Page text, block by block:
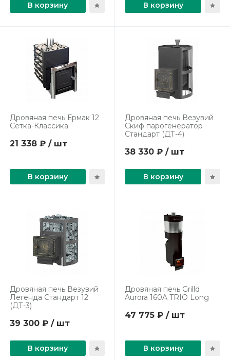
В корзину В корзину
Дровяная печь Ермак 12
Сетка-Классика
21 338 ₽ / шт
В корзину
Дровяная печь Везувий
Скиф парогенератор
Стандарт (ДТ-4)
38 330 ₽ / шт
В корзину
Дровяная печь Везувий
Легенда Стандарт 12
(ДТ-3)
39 300 ₽ / шт
В корзину
Дровяная печь Grilld
Aurora 160A TRIO Long
47 775 ₽ / шт
В корзину